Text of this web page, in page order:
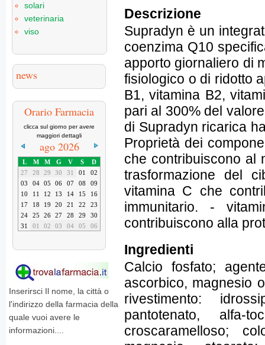
solari
veterinaria
viso
news
Orario Farmacia
clicca sul giorno per avere
maggiori dettagli
ago 2026
L M M G V S
D
27
28 29 30 31 01
02
03
04 05 06 07 08
09
10
11 12 13 14 15
16
17
18 19 20 21 22
23
24
25 26 27 28 29
30
31
01 02 03 04 05 06
Inserirsci Il nome, la città o
l'indirizzo della farmacia della
quale vuoi avere le
informazioni....
Descrizione
Supradyn è un
coenzima Q10
apporto giornaliero di
fisiologico o di ridotto
B1, vitamina B2,
pari al 300% del
di Supradyn ricarica
Proprietà dei
che contribuiscono al
trasformazione del
vitamina C che
immunitario. -
contribuiscono alla
Ingredienti
Calcio fosfato;
ascorbico, magnesio
rivestimento:
pantotenato, alfa-
croscaramelloso;